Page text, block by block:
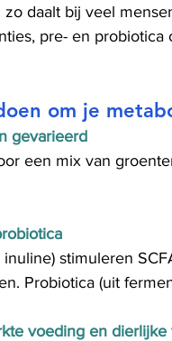
daalt bij veel
pre- en probiotica
om je
gevarieerd
een mix van
inuline) stimuleren
Probiotica (uit
voeding en dierlijke